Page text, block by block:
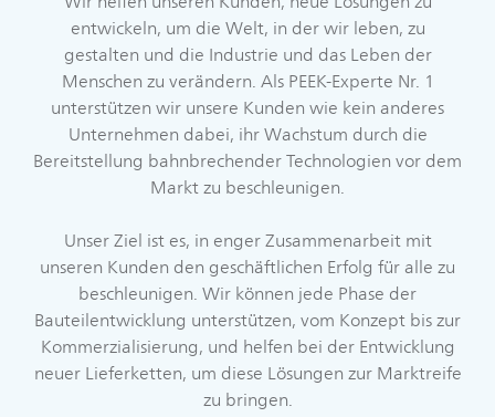
entwickeln, um die Welt, in der wir leben, zu
gestalten und die Industrie und das Leben der
Menschen zu verändern. Als PEEK-Experte Nr. 1
unterstützen wir unsere Kunden wie kein anderes
Unternehmen dabei, ihr Wachstum durch die
Bereitstellung bahnbrechender Technologien vor dem
Markt zu beschleunigen.
Unser Ziel ist es, in enger Zusammenarbeit mit
unseren Kunden den geschäftlichen Erfolg für alle zu
beschleunigen. Wir können jede Phase der
Bauteilentwicklung unterstützen, vom Konzept bis zur
Kommerzialisierung, und helfen bei der Entwicklung
neuer Lieferketten, um diese Lösungen zur Marktreife
zu bringen.